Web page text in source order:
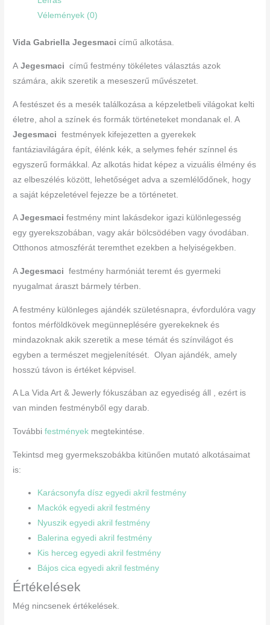
Vélemények (0)
Vida Gabriella Jegesmaci című alkotása.
A Jegesmaci című festmény tökéletes választás azok
számára, akik szeretik a meseszerű művészetet.
A festészet és a mesék találkozása a képzeletbeli világokat kelti
életre, ahol a színek és formák történeteket mondanak el. A
Jegesmaci festmények kifejezetten a gyerekek
fantáziavilágára épít, élénk kék, a selymes fehér színnel és
egyszerű formákkal. Az alkotás hidat képez a vizuális élmény és
az elbeszélés között, lehetőséget adva a szemlélődőnek, hogy
a saját képzeletével fejezze be a történetet.
AJegesmaci festmény mint lakásdekor igazi különlegesség
egy gyerekszobában, vagy akár bölcsödében vagy óvodában.
Otthonos atmoszférát teremthet ezekben a helyiségekben.
AJegesmaci festmény harmóniát teremt és gyermeki
nyugalmat áraszt bármely térben.
A festmény különleges ajándék születésnapra, évfordulóra vagy
fontos mérföldkövek megünneplésére gyerekeknek és
mindazoknak akik szeretik a mese témát és színvilágot és
egyben a természet megjelenítését. Olyan ajándék, amely
hosszú távon is értéket képvisel.
A La Vida Art & Jewerly fókuszában az egyediség áll , ezért is
van minden festményből egy darab.
Továbbifestmények megtekintése.
Tekintsd meg gyermekszobákba kitünően mutató alkotásaimat
is:
Karácsonyfa dísz egyedi akril festmény
Mackók egyedi akril festmény
Nyuszik egyedi akril festmény
Balerina egyedi akril festmény
Kis herceg egyedi akril festmény
Bájos cica egyedi akril festmény
Értékelések
Még nincsenek értékelések.